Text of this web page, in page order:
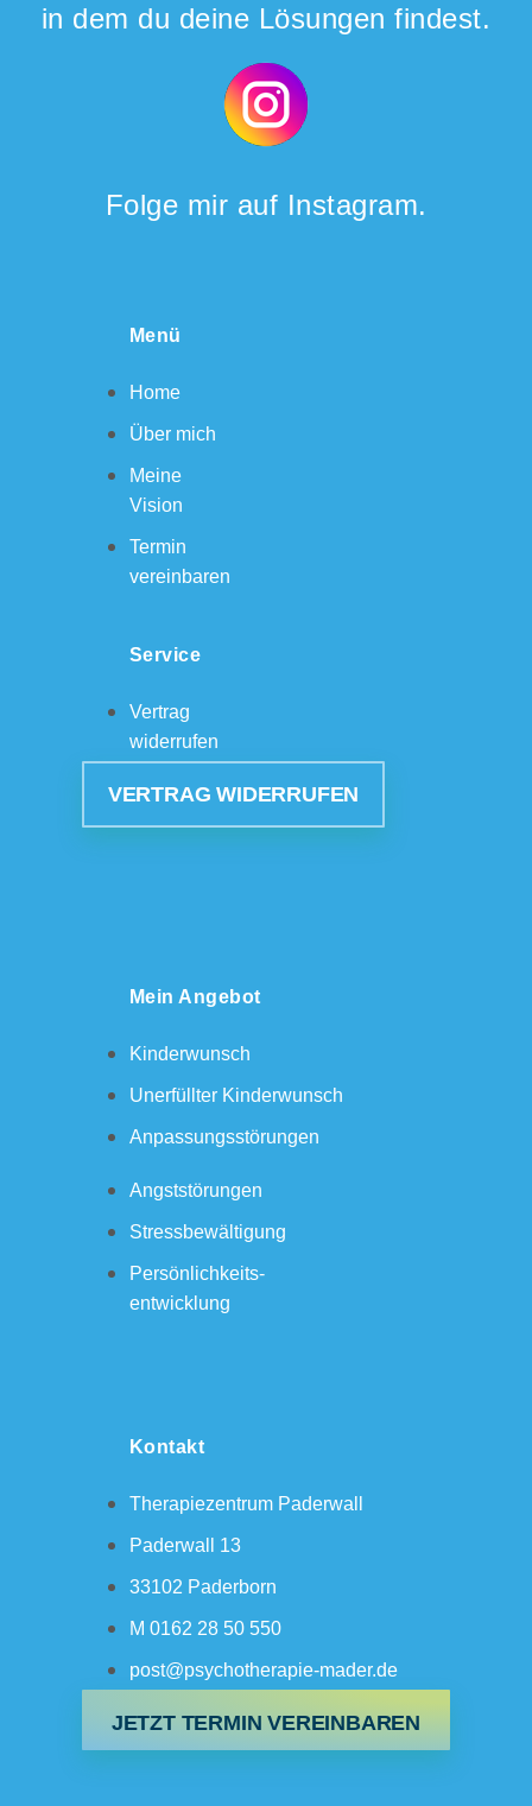
in dem du deine Lösungen findest.
Folge mir auf Instagram.
Menü
Home
Über mich
Meine
Vision
Termin
vereinbaren
Service
Vertrag
widerrufen
VERTRAG WIDERRUFEN
Mein Angebot
Kinderwunsch
Unerfüllter Kinderwunsch
Anpassungsstörungen
Angststörungen
Stressbewältigung
Persönlichkeits-
entwicklung
Kontakt
Therapiezentrum Paderwall
Paderwall 13
33102 Paderborn
M 0162 28 50 550
post@psychotherapie-mader.de
JETZT TERMIN VEREINBAREN